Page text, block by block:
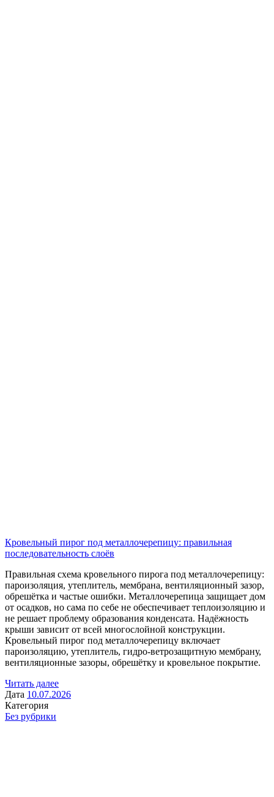
Кровельный пирог под металлочерепицу: правильная
последовательность слоёв
Правильная схема кровельного пирога под металлочерепицу:
пароизоляция, утеплитель, мембрана, вентиляционный зазор,
обрешётка и частые ошибки. Металлочерепица защищает дом
от осадков, но сама по себе не обеспечивает теплоизоляцию и
не решает проблему образования конденсата. Надёжность
крыши зависит от всей многослойной конструкции.
Кровельный пирог под металлочерепицу включает
пароизоляцию, утеплитель, гидро-ветрозащитную мембрану,
вентиляционные зазоры, обрешётку и кровельное покрытие.
Читать далее
Дата 10.07.2026
Категория
Без рубрики